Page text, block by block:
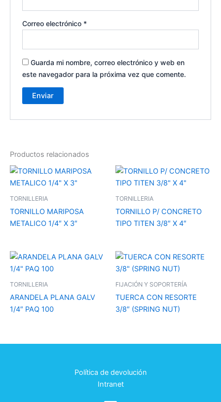
Correo electrónico *
Guarda mi nombre, correo electrónico y web en
este navegador para la próxima vez que comente.
Productos relacionados
TORNILLERIA
TORNILLO MARIPOSA
METALICO 1/4″ X 3″
TORNILLERIA
TORNILLO P/ CONCRETO
TIPO TITEN 3/8″ X 4″
TORNILLERIA
ARANDELA PLANA GALV
1/4″ PAQ 100
FIJACIÓN Y SOPORTERÍA
TUERCA CON RESORTE
3/8″ (SPRING NUT)
Política de devolución
Intranet